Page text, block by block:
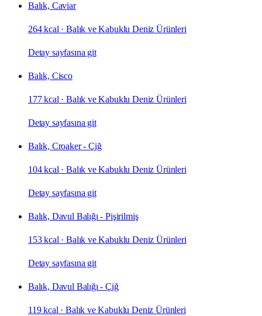
Balık, Caviar
264 kcal ·Balık ve Kabuklu Deniz Ürünleri
Detay sayfasına git
Balık, Cisco
177 kcal ·Balık ve Kabuklu Deniz Ürünleri
Detay sayfasına git
Balık, Croaker - Çiğ
104 kcal ·Balık ve Kabuklu Deniz Ürünleri
Detay sayfasına git
Balık, Davul Balığı - Pişirilmiş
153 kcal ·Balık ve Kabuklu Deniz Ürünleri
Detay sayfasına git
Balık, Davul Balığı - Çiğ
119 kcal ·Balık ve Kabuklu Deniz Ürünleri